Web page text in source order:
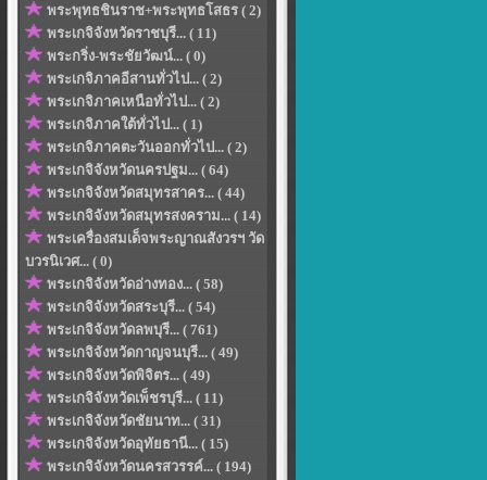
พระพุทธชินราช+พระพุทธโสธร ( 2)
พระเกจิจังหวัดราชบุรี... ( 11)
พระกริ่ง-พระชัยวัฒน์... ( 0)
พระเกจิภาคอีสานทั่วไป... ( 2)
พระเกจิภาคเหนือทั่วไป... ( 2)
พระเกจิภาคใต้ทั่วไป... ( 1)
พระเกจิภาคตะวันออกทั่วไป... ( 2)
พระเกจิจังหวัดนครปฐม... ( 64)
พระเกจิจังหวัดสมุทรสาคร... ( 44)
พระเกจิจังหวัดสมุทรสงคราม... ( 14)
พระเครื่องสมเด็จพระญาณสังวรฯ วัด
บวรนิเวศ... ( 0)
พระเกจิจังหวัดอ่างทอง... ( 58)
พระเกจิจังหวัดสระบุรี... ( 54)
พระเกจิจังหวัดลพบุรี... ( 761)
พระเกจิจังหวัดกาญจนบุรี... ( 49)
พระเกจิจังหวัดพิจิตร... ( 49)
พระเกจิจังหวัดเพ็ชรบุรี... ( 11)
พระเกจิจังหวัดชัยนาท... ( 31)
พระเกจิจังหวัดอุทัยธานี... ( 15)
พระเกจิจังหวัดนครสวรรค์... ( 194)